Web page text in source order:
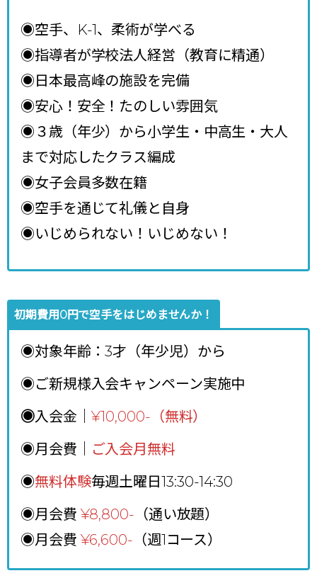
◉空手、K-1、柔術が学べる
◉指導者が学校法人経営（教育に精通）
◉日本最高峰の施設を完備
◉安心！安全！たのしい雰囲気
◉３歳（年少）から小学生・中高生・大人
まで対応したクラス編成
◉女子会員多数在籍
◉空手を通じて礼儀と自身
◉いじめられない！いじめない！
初期費用0円で空手をはじめませんか！
◉対象年齢：3才（年少児）から
◉ご新規様入会キャンペーン実施中
◉入会金｜ ¥10,000-（無料）
◉月会費｜
ご入会月無料
◉無料体験毎週土曜日13:30-14:30
◉月会費 ¥8,800- （通い放題）
◉月会費 ¥6,600- （週1コース）